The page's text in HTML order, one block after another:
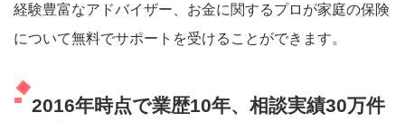
経験豊富なアドバイザー、お金に関するプロが家庭の保険
について無料でサポートを受けることができます。
2016年時点で業歴10年、相談実績30万件